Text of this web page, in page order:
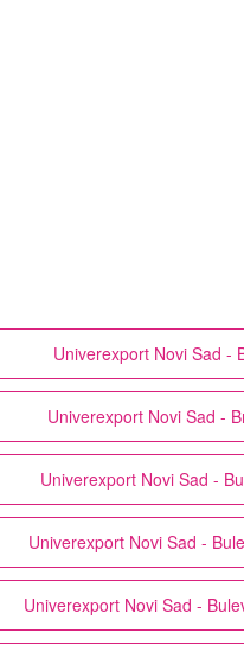
Univerexport Novi Sad -
Univerexport Novi Sad -
Univerexport Novi Sad -
Univerexport Novi Sad -
Univerexport Novi Sad -